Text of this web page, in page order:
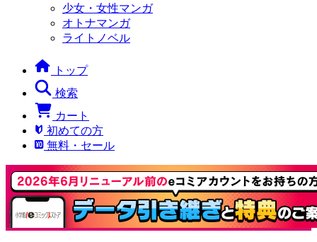
少女・女性マンガ
オトナマンガ
ライトノベル
トップ
検索
カート
初めての方
無料・セール